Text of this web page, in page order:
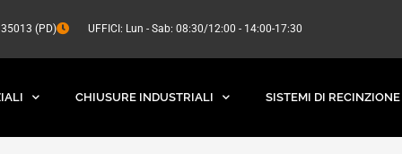
(PD) UFFICI: Lun - Sab: 08:30/12:00 - 14:00-17:30
CHIUSURE INDUSTRIALI SISTEMI DI RECINZIONE